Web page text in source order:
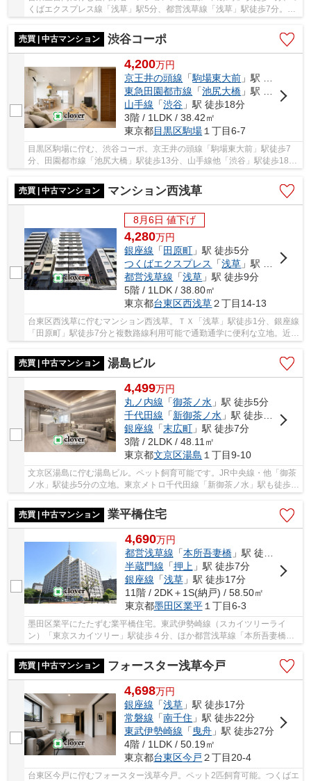
くばエクスプレス線「浅草」駅5分、都営浅草線「浅草」駅徒歩7分。雷
売買 | 中古マンション
渋谷コーポ
4,200万円
京王井の頭線 「駒場東大前 」駅 徒歩7分
東急田園都市線 「池尻大橋 」駅 徒歩13分
山手線 「渋谷 」駅 徒歩18分
3階 / 1LDK / 38.42㎡
東京都目黒区駒場 １丁目6-7
目黒区駒場に佇む、渋谷コーポ。京王井の頭線「駒場東大前」駅徒歩7
分、田園都市線「池尻大橋」駅徒歩13分、山手線他「渋谷」駅徒歩18
売買 | 中古マンション
マンション西浅草
8月6日 値下げ
4,280万円
銀座線 「 田原町 」駅 徒歩5分
つくばエクスプレス
「浅草 」駅 徒歩1分
都営浅草線 「浅草 」駅 徒歩9分
5階 / 1LDK / 38.80㎡
東京都台東区西浅草２丁目14-13
台東区西浅草に佇むマンション西浅草。ＴＸ「浅草」駅徒歩1分、銀座線
「田原町」駅徒歩7分と複数路線利用可能で通勤通学に便利な立地。近隣
にスーパー・コンビニ・飲食店等が多数あり...
売買 | 中古マンション
湯島ビル
4,499万円
丸ノ内線 「御茶ノ水 」駅 徒歩5分
千代田線 「新御茶ノ水 」駅 徒歩5分
銀座線 「末広町 」駅 徒歩7分
3階 / 2LDK / 48.11㎡
東京都文京区湯島 １丁目9-10
文京区湯島に佇む湯島ビル。ペット飼育可能です。JR中央線・他「御茶
ノ水」駅徒歩5分の立地。東京メトロ千代田線「新御茶ノ水」駅も徒歩5
分、銀座線「末広町」駅は徒歩7分と複数路線が...
売買 | 中古マンション
業平橋住宅
4,690万円
都営浅草線 「本所吾妻橋」駅 徒歩7分
半蔵門線 「押上」駅 徒歩7分
銀座線 「浅草」駅 徒歩17分
11階 / 2DK＋1S(納戸) / 58.50㎡
東京都墨田区業平１丁目6-3
墨田区業平にたたずむ業平橋住宅。東武伊勢崎線（スカイツリーライ
ン）「東京スカイツリー」駅徒歩４分、ほか都営浅草線「本所吾妻橋」
売買 | 中古マンション
フォースター浅草今戸
4,698万円
銀座線 「浅草 」駅 徒歩17分
常磐線 「南千住 」駅 徒歩22分
東武伊勢崎線 「 曳舟 」駅 徒歩27分
4階 / 1LDK / 50.19㎡
東京都台東区今戸 ２丁目20-4
台東区今戸に佇むフォースター浅草今戸。ペット2匹飼育可能。つくばエ